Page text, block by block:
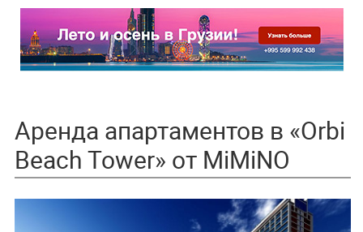
Аренда апартаментов в «Orbi
Beach Tower» от MiMiNO